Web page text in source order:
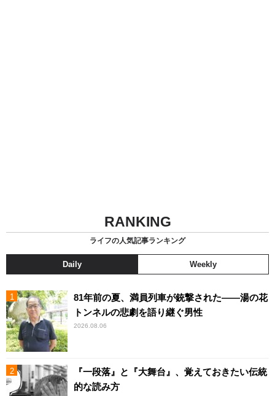
RANKING
ライフの人気記事ランキング
Daily Weekly
81年前の夏、満員列車が銃撃された――湯の花
トンネルの悲劇を語り継ぐ男性
2026.08.06
『一段落』と『大舞台』、覚えておきたい伝統
的な読み方